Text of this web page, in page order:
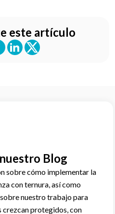
este artículo
Blog
sobre cómo implementar la
con ternura, así como
nuestro trabajo para
crezcan protegidos, con